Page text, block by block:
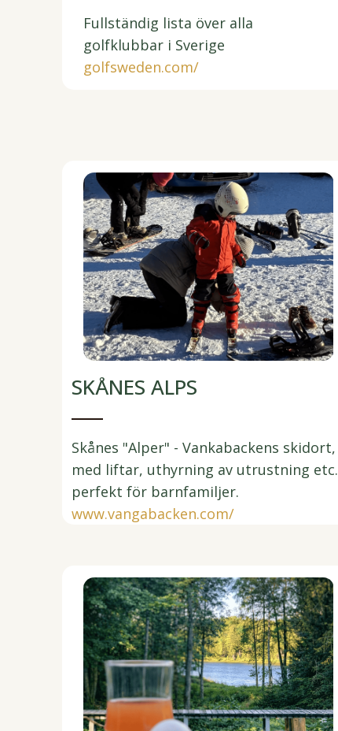
Fullständig lista över alla
golfklubbar i Sverige
golfsweden.com/
SKÅNES ALPS
Skånes "Alper" - Vankabackens skidort,
med liftar, uthyrning av utrustning etc.
perfekt för barnfamiljer.
www.vangabacken.com/